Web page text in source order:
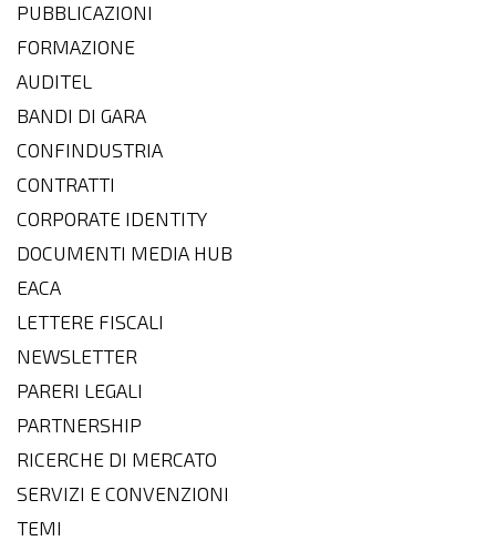
PUBBLICAZIONI
FORMAZIONE
AUDITEL
BANDI DI GARA
CONFINDUSTRIA
CONTRATTI
CORPORATE IDENTITY
DOCUMENTI MEDIA HUB
EACA
LETTERE FISCALI
NEWSLETTER
PARERI LEGALI
PARTNERSHIP
RICERCHE DI MERCATO
SERVIZI E CONVENZIONI
TEMI